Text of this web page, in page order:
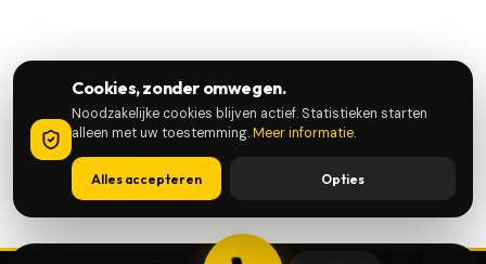
Cookies, zonder omwegen.
Noodzakelijke cookies blijven actief. Statistieken starten
alleen met uw toestemming.Meer informatie.
Alles accepteren Opties